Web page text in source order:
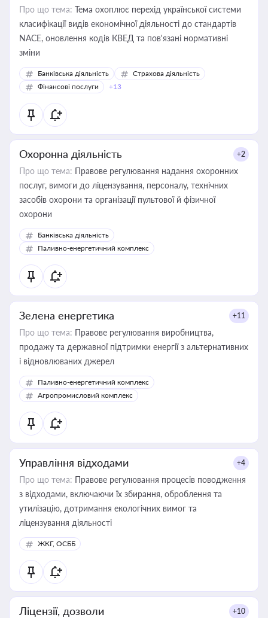
Про що тема: Тема охоплює перехід української системи
класифікації видів економічної діяльності до стандартів
NACE, оновлення кодів КВЕД та пов'язані нормативні
зміни
Банківська діяльність
Страхова діяльність
Фінансові послуги
+13
Охоронна діяльність +2
Про що тема: Правове регулювання надання охоронних
послуг, вимоги до ліцензування, персоналу, технічних
засобів охорони та організації пультової й фізичної
охорони
Банківська діяльність
Паливно-енергетичний комплекс
Зелена енергетика +11
Про що тема: Правове регулювання виробництва,
продажу та державної підтримки енергії з альтернативних
і відновлюваних джерел
Паливно-енергетичний комплекс
Агропромисловий комплекс
Управління відходами +4
Про що тема: Правове регулювання процесів поводження
з відходами, включаючи їх збирання, оброблення та
утилізацію, дотримання екологічних вимог та
ліцензування діяльності
ЖКГ, ОСББ
Ліцензії, дозволи +10